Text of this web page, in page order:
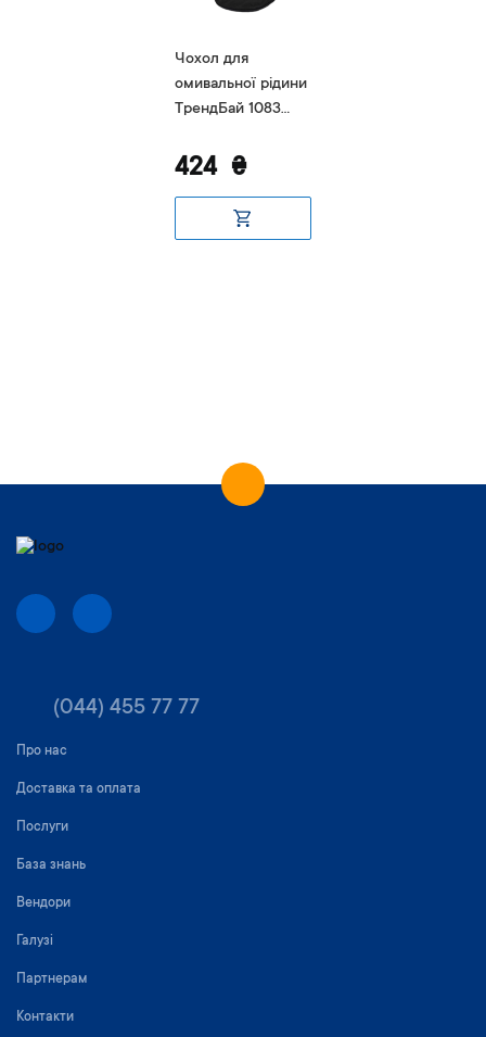
Чохол для
омивальної рідини
ТрендБай 1083
чорний
424 ₴
(044) 455 77 77
Про нас
Доставка та оплата
Послуги
База знань
Вендори
Галузі
Партнерам
Контакти